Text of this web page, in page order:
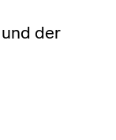
der